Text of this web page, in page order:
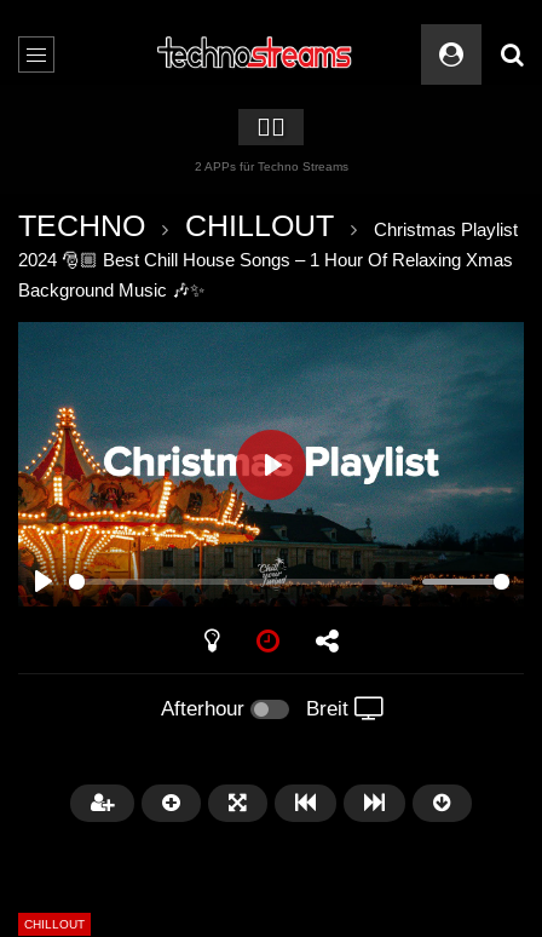
🏳️‍🌈
2 APPs für Techno Streams
TECHNO CHILLOUT
Christmas Playlist
2024 🎅🏼 Best Chill House Songs – 1 Hour Of Relaxing Xmas
Background Music 🎶✨
PLAY
PLAY
Afterhour Breit
CHILLOUT